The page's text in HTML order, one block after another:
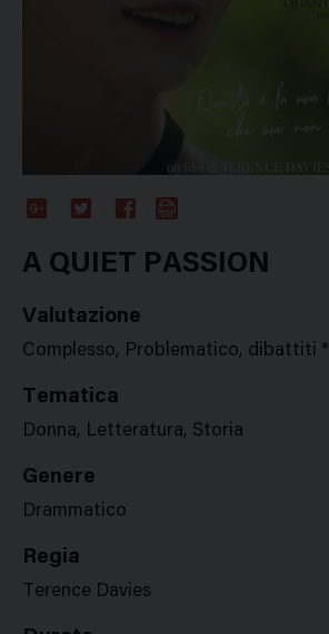
Plus
A QUIET PASSION
Valutazione
Complesso, Problematico, dibattiti *
Tematica
Donna, Letteratura, Storia
Genere
Drammatico
Regia
Terence Davies